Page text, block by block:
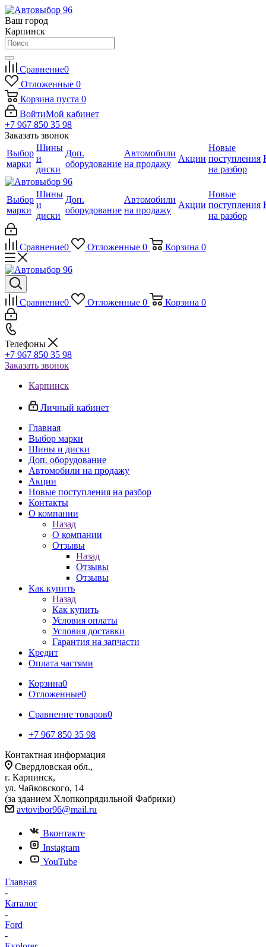
Ваш город
Карпинск
Сравнение0
Отложенные 0
Корзина пуста 0
ВойтиМой кабинет
+7 967 850 35 98
Заказать звонок
Выбор
марки
Шины
и
диски
Доп.
оборудование
Автомобили
на продажу
Акции
Новые
поступления
на разбор
Выбор
марки
Шины
и
диски
Доп.
оборудование
Автомобили
на продажу
Акции
Новые
поступления
на разбор
Сравнение0 Отложенные 0 Корзина 0
Сравнение0 Отложенные 0 Корзина 0
Телефоны
+7 967 850 35 98
Заказать звонок
Карпинск
Личный кабинет
Главная
Выбор марки
Шины и диски
Доп. оборудование
Автомобили на продажу
Акции
Новые поступления на разбор
Контакты
О компании
Назад
О компании
Отзывы
Назад
Отзывы
Отзывы
Как купить
Назад
Как купить
Условия оплаты
Условия доставки
Гарантия на запчасти
Кредит
Оплата частями
Корзина0
Отложенные0
Сравнение товаров0
+7 967 850 35 98
Контактная информация
Свердловская обл.,
г. Карпинск,
ул. Чайковского, 14
(за зданием Хлопкопрядильной Фабрики)
avtovibor96@mail.ru
Вконтакте
Instagram
YouTube
Главная
-
Каталог
-
Ford
-